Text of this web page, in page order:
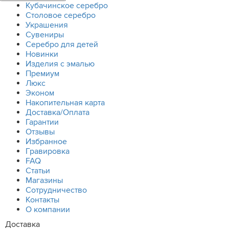
Кубачинское серебро
Столовое серебро
Украшения
Сувениры
Серебро для детей
Новинки
Изделия с эмалью
Премиум
Люкс
Эконом
Накопительная карта
Доставка/Оплата
Гарантии
Отзывы
Избранное
Гравировка
FAQ
Статьи
Магазины
Сотрудничество
Контакты
О компании
Доставка